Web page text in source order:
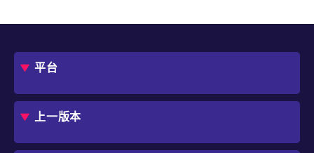
平台
概述
框架
Studio
评估指南
Jmix 适合我的项目吗？
上一版本
CUBA 平台